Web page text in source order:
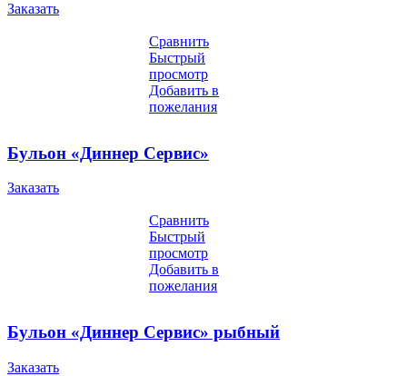
Заказать
Сравнить
Быстрый
просмотр
Добавить в
пожелания
Бульон «Диннер Сервис»
Заказать
Сравнить
Быстрый
просмотр
Добавить в
пожелания
Бульон «Диннер Сервис» рыбный
Заказать